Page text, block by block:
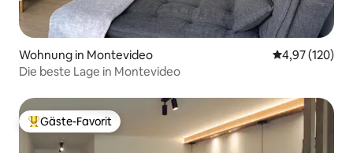
Wohnung in Montevideo
4,97 (120)
Die beste Lage in Montevideo
Beliebter Gäste-Favorit.
Gäste-Favorit